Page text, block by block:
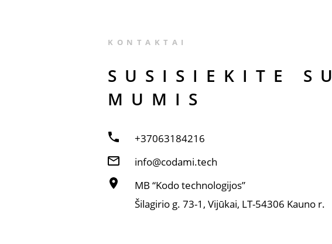
KONTAKTAI
SUSISIE­KITE SU
MUMIS
+37063184216
info@codami.tech
MB “Kodo technologijos”
Šilagirio g. 73-1, Vijūkai, LT-54306 Kauno r.